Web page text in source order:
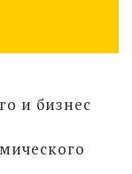
и бизнес